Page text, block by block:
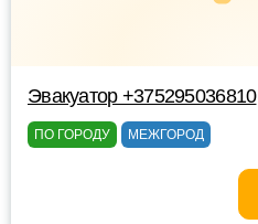
Эвакуатор +375295036810
ПО ГОРОДУ МЕЖГОРОД